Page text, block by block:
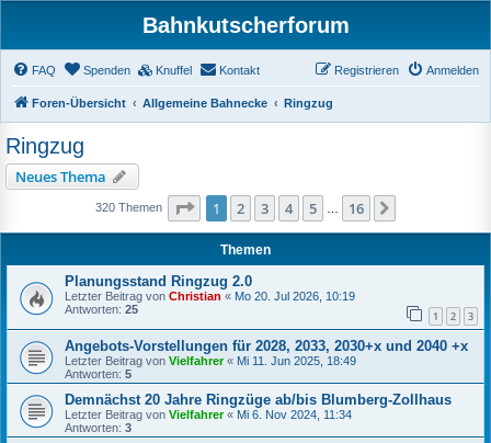
Bahnkutscherforum
FAQ Spenden Knuffel Kontakt Anmelden
Registrieren
Foren-Übersicht Allgemeine Bahnecke Ringzug
Ringzug
Neues Thema
320 Themen Seite 1von 16
1 2 3 4 5 16
Themen
Planungsstand Ringzug 2.0
Letzter Beitrag von Christian « Mo 20. Jul 2026, 10:19
Antworten: 25 1 2 3
Angebots-Vorstellungen für 2028, 2033, 2030+x und 2040 +x
Letzter Beitrag von Vielfahrer« Mi 11. Jun 2025, 18:49
Antworten: 5
Demnächst 20 Jahre Ringzüge ab/bis Blumberg-Zollhaus
Letzter Beitrag von Vielfahrer« Mi 6. Nov 2024, 11:34
Antworten: 3